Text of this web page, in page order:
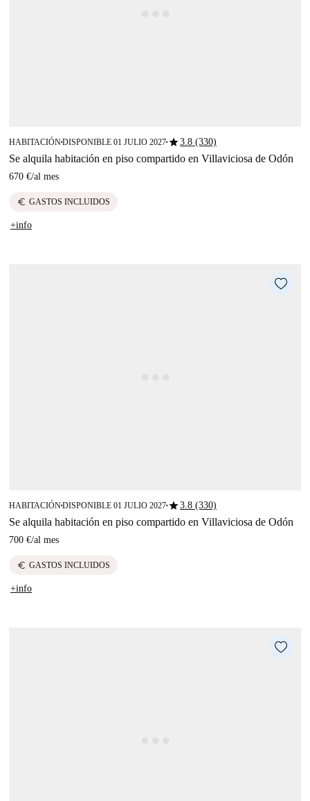
HABITACIÓN■DISPONIBLE 01 JULIO 2027■star3.8 (330)
Se alquila habitación en piso compartido en Villaviciosa de Odón
670 €/al mes
euro GASTOS INCLUIDOS
+info
HABITACIÓN■DISPONIBLE 01 JULIO 2027■star3.8 (330)
Se alquila habitación en piso compartido en Villaviciosa de Odón
700 €/al mes
euro GASTOS INCLUIDOS
+info